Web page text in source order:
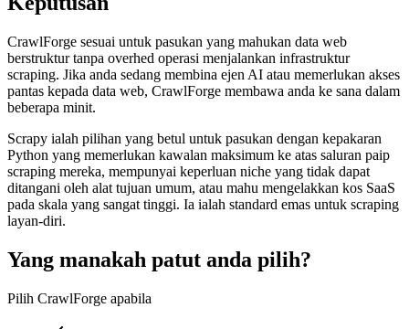
CrawlForge sesuai untuk pasukan yang mahukan data web
berstruktur tanpa overhed operasi menjalankan infrastruktur
scraping. Jika anda sedang membina ejen AI atau memerlukan akses
pantas kepada data web, CrawlForge membawa anda ke sana dalam
beberapa minit.
Scrapy ialah pilihan yang betul untuk pasukan dengan kepakaran
Python yang memerlukan kawalan maksimum ke atas saluran paip
scraping mereka, mempunyai keperluan niche yang tidak dapat
ditangani oleh alat tujuan umum, atau mahu mengelakkan kos SaaS
pada skala yang sangat tinggi. Ia ialah standard emas untuk scraping
layan-diri.
Yang manakah patut anda pilih?
Pilih CrawlForge apabila